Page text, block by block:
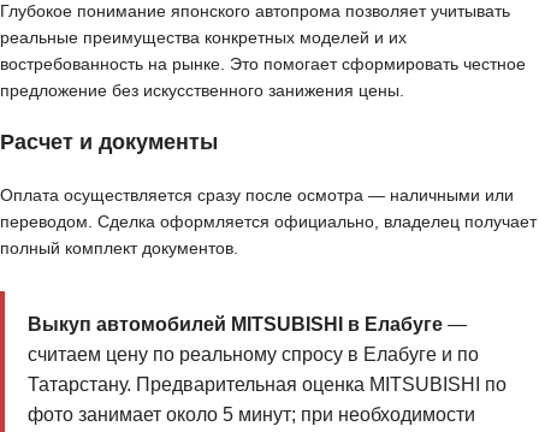
Глубокое понимание японского автопрома позволяет учитывать
реальные преимущества конкретных моделей и их
востребованность на рынке. Это помогает сформировать честное
предложение без искусственного занижения цены.
Расчет и документы
Оплата осуществляется сразу после осмотра — наличными или
переводом. Сделка оформляется официально, владелец получает
полный комплект документов.
Выкуп автомобилей MITSUBISHI в Елабуге—
считаем цену по реальному спросу в Елабуге и по
Татарстану. Предварительная оценка MITSUBISHI по
фото занимает около 5 минут; при необходимости